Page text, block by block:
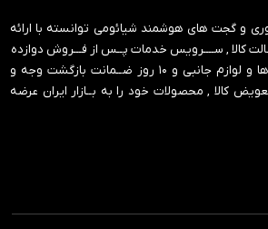
و گجت های هوشمند شیائومی توانسته با ارائه
کالا , ســــرویس خدمات پــس از فـــروش دوازده
تا هجده ماه برای گوشی ها و لوازم جانبی و ‍۱۰ روز ضــمانت بازگشت وجه و
تعویض کالا , محصولات خود را به بــازار ایران عرضه